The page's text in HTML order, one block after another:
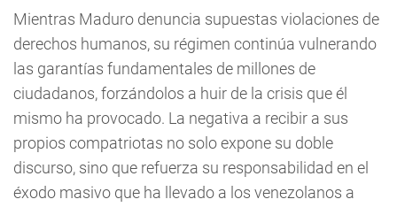
Mientras Maduro denuncia supuestas violaciones de
derechos humanos, su régimen continúa vulnerando
las garantías fundamentales de millones de
ciudadanos, forzándolos a huir de la crisis que él
mismo ha provocado. La negativa a recibir a sus
propios compatriotas no solo expone su doble
discurso, sino que refuerza su responsabilidad en el
éxodo masivo que ha llevado a los venezolanos a